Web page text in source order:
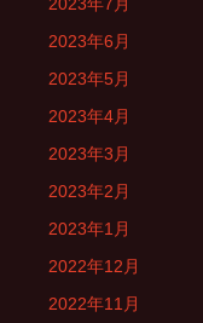
2023年6月
2023年5月
2023年4月
2023年3月
2023年2月
2023年1月
2022年12月
2022年11月